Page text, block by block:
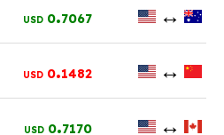
↔
0.7067
USD
↔
0.1482
USD
↔
0.7170
USD